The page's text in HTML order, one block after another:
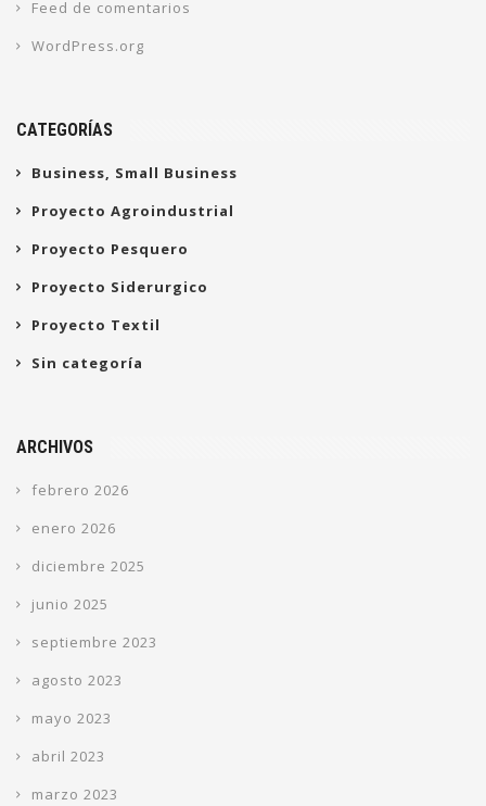
Feed de comentarios
WordPress.org
CATEGORÍAS
Business, Small Business
Proyecto Agroindustrial
Proyecto Pesquero
Proyecto Siderurgico
Proyecto Textil
Sin categoría
ARCHIVOS
febrero 2026
enero 2026
diciembre 2025
junio 2025
septiembre 2023
agosto 2023
mayo 2023
abril 2023
marzo 2023